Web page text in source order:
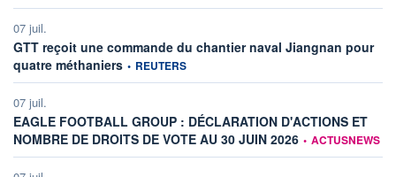
07 juil.
GTT reçoit une commande du chantier naval Jiangnan pour
quatre méthaniers information fournie par
• REUTERS
07 juil.
EAGLE FOOTBALL GROUP : DÉCLARATION D'ACTIONS ET
NOMBRE DE DROITS DE VOTE AU 30 JUIN 2026 information fournie
• ACTUSNEWS